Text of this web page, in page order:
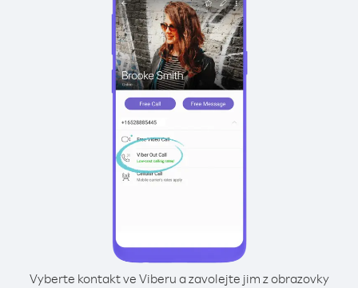
Vyberte kontakt ve Viberu a zavolejte jim z obrazovky